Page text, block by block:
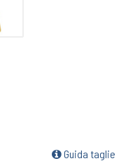
Guida taglie